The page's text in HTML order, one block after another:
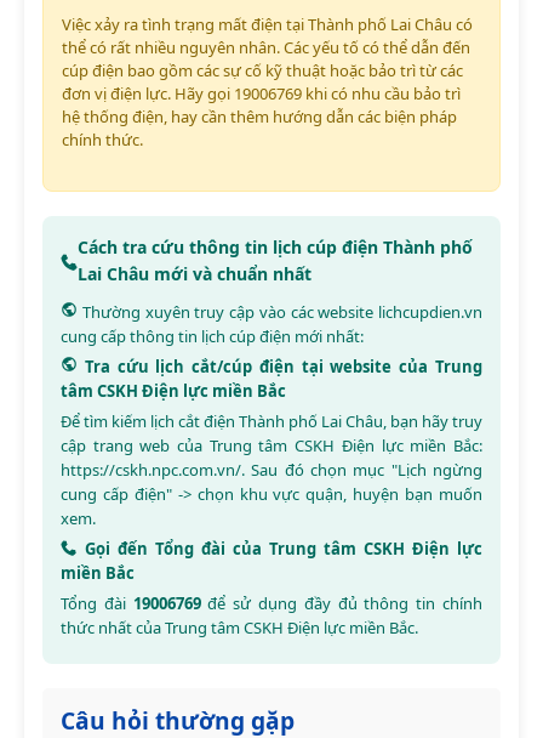
Việc xảy ra tình trạng mất điện tại Thành phố Lai Châu có
thể có rất nhiều nguyên nhân. Các yếu tố có thể dẫn đến
cúp điện bao gồm các sự cố kỹ thuật hoặc bảo trì từ các
đơn vị điện lực. Hãy gọi 19006769 khi có nhu cầu bảo trì
hệ thống điện, hay cần thêm hướng dẫn các biện pháp
chính thức.
Cách tra cứu thông tin lịch cúp điện Thành phố
Lai Châu mới và chuẩn nhất
Thường xuyên truy cập vào các website lichcupdien.vn
cung cấp thông tin lịch cúp điện mới nhất:
Tra cứu lịch cắt/cúp điện tại website của Trung
tâm CSKH Điện lực miền Bắc
Để tìm kiếm lịch cắt điện Thành phố Lai Châu, bạn hãy truy
cập trang web của Trung tâm CSKH Điện lực miền Bắc:
https://cskh.npc.com.vn/. Sau đó chọn mục "Lịch ngừng
cung cấp điện" -> chọn khu vực quận, huyện bạn muốn
xem.
Gọi đến Tổng đài của Trung tâm CSKH Điện lực
miền Bắc
Tổng đài 19006769để sử dụng đầy đủ thông tin chính
thức nhất của Trung tâm CSKH Điện lực miền Bắc.
Câu hỏi thường gặp